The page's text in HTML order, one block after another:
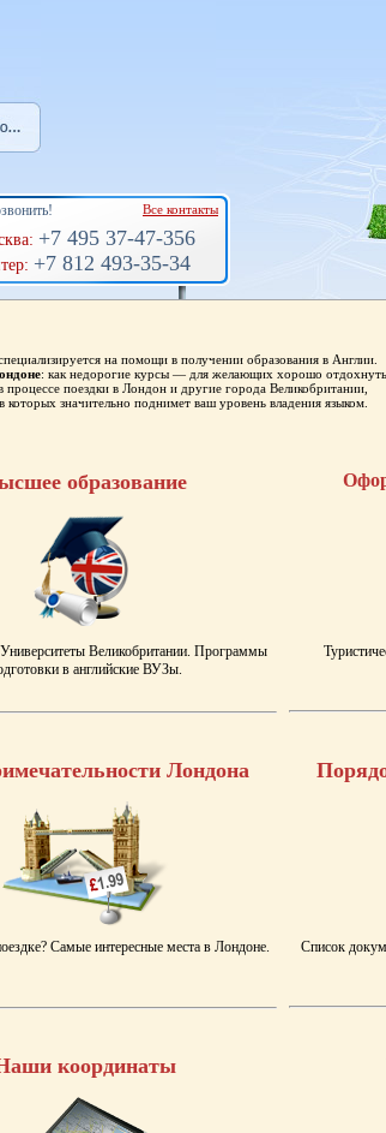
Все контакты
+7 495 37-47-356
+7 812 493-35-34
на помощи в получении образования в Англии.
: как недорогие курсы — для желающих хорошо отдохнуть,
процессе поездки в Лондон и другие города Великобритании,
которых значительно поднимет ваш уровень владения языком.
образование
Великобритании. Программы
в английские ВУЗы.
Лондона
Самые интересные места в Лондоне. Список
координаты